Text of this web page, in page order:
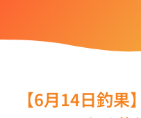
【6月14日釣